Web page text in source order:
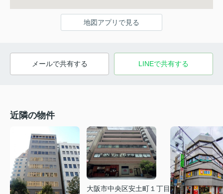
地図アプリで見る
メールで共有する LINEで共有する
近隣の物件
大阪市中央区安土町１丁目